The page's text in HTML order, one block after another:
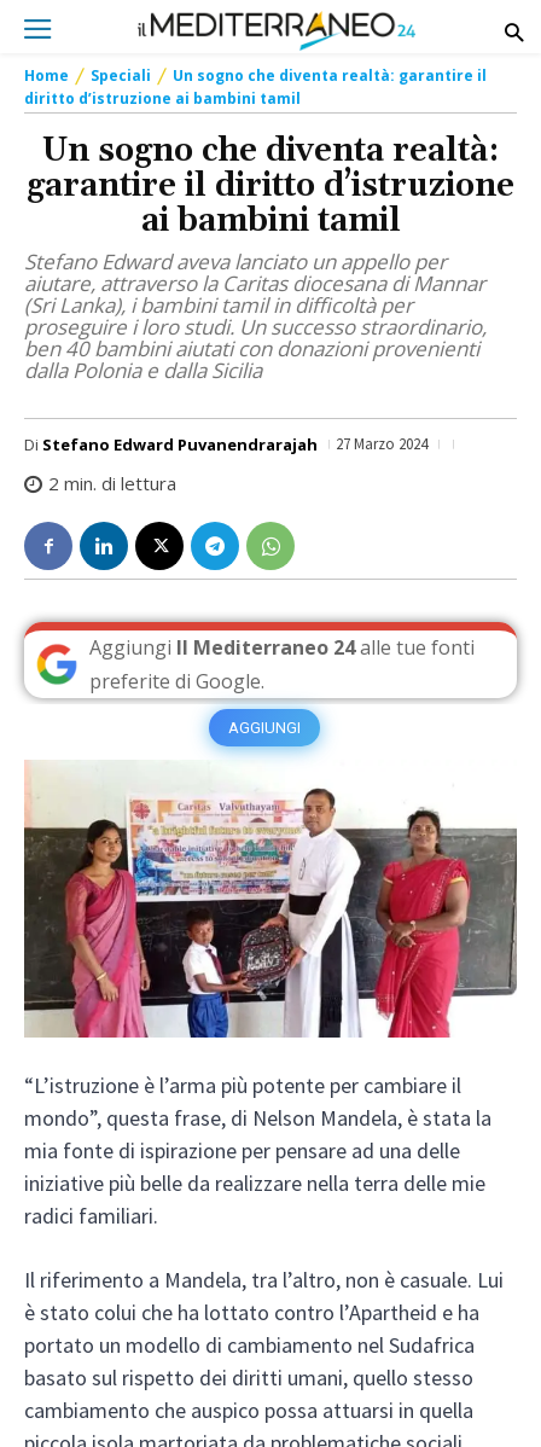
Home Speciali
Un sogno che diventa realtà: garantire il
diritto d’istruzione ai bambini tamil
Un sogno che diventa realtà:
garantire il diritto d’istruzione
ai bambini tamil
Stefano Edward aveva lanciato un appello per
aiutare, attraverso la Caritas diocesana di Mannar
(Sri Lanka), i bambini tamil in difficoltà per
proseguire i loro studi. Un successo straordinario,
ben 40 bambini aiutati con donazioni provenienti
dalla Polonia e dalla Sicilia
Di Stefano Edward Puvanendrarajah 27 Marzo 2024
2 min. di lettura
Aggiungi Il Mediterraneo 24alle tue fonti
preferite di Google.
AGGIUNGI
“L’istruzione è l’arma più potente per cambiare il
mondo”, questa frase, di Nelson Mandela, è stata la
mia fonte di ispirazione per pensare ad una delle
iniziative più belle da realizzare nella terra delle mie
radici familiari.
Il riferimento a Mandela, tra l’altro, non è casuale. Lui
è stato colui che ha lottato contro l’Apartheid e ha
portato un modello di cambiamento nel Sudafrica
basato sul rispetto dei diritti umani, quello stesso
cambiamento che auspico possa attuarsi in quella